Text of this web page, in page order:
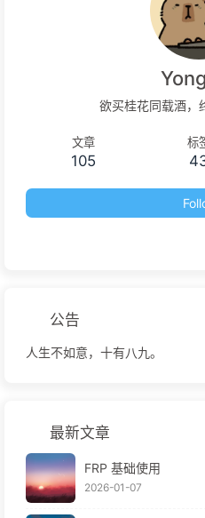
欲买桂花同载酒，
文章
105
标
公告
人生不如意，十有八九。
最新文章
FRP 基础使用
2026-01-07